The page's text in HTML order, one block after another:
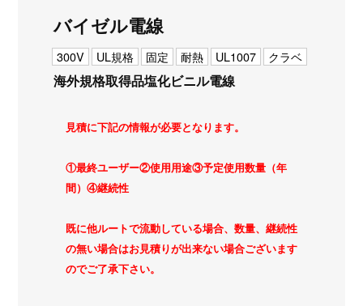
バイゼル電線
300V UL規格 固定 耐熱 UL1007 クラベ
海外規格取得品塩化ビニル電線
見積に下記の情報が必要となります。
①最終ユーザー②使用用途③予定使用数量（年
間）④継続性
既に他ルートで流動している場合、数量、継続性
の無い場合はお見積りが出来ない場合ございます
のでご了承下さい。